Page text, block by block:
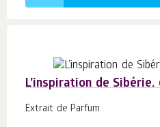
L’inspiration de
Extrait de Parfum